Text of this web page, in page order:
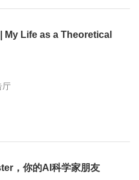
My Life as a Theoretical
厅
，你的AI科学家朋友